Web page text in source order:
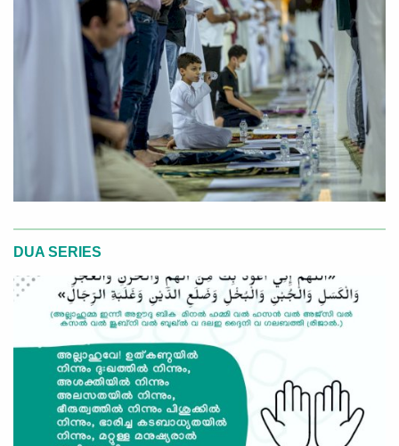
DUA SERIES